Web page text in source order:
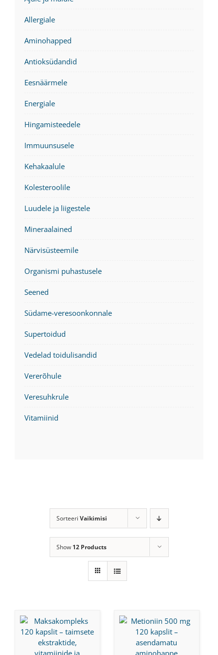
Sorteeri Vaikimisi
Show 12 Products
Allergiale
Aminohapped
Antioksüdandid
Eesnäärmele
Energiale
Hingamisteedele
Immuunsusele
Kehakaalule
Kolesteroolile
Luudele ja liigestele
Mineraalained
Närvisüsteemile
Organismi puhastusele
Seened
Südame-veresoonkonnale
Supertoidud
Vedelad toidulisandid
Vererõhule
Veresuhkrule
Vitamiinid